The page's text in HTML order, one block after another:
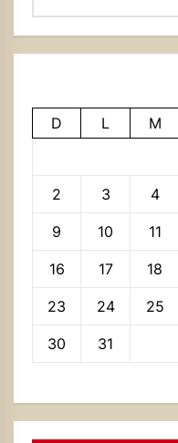
D L M
2 3 4
9 10 11
16 17 18
23 24 25
30
31